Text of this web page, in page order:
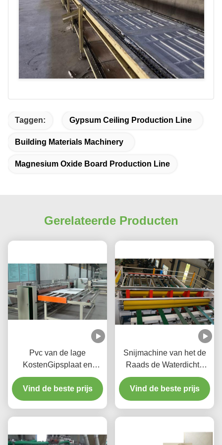
Taggen: Gypsum Ceiling Production Line
Building Materials Machinery
Magnesium Oxide Board Production Line
Gerelateerde Producten
Pvc van de lage
KostenGipsplaat en
HUISDIER het Lamineren
Lijn met Knipsel en
Verpakkingssysteem
Vind de beste prijs
Snijmachine van het de
Raads de Waterdichte
Valse Plafond van het
hoge Capaciteitsgips
Vind de beste prijs